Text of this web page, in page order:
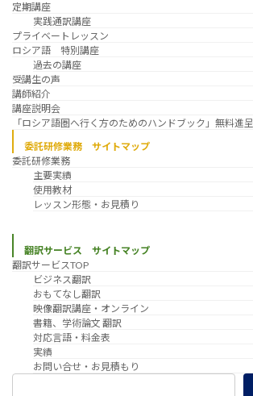
定期講座
実践通訳講座
プライベートレッスン
ロシア語 特別講座
過去の講座
受講生の声
講師紹介
講座説明会
「ロシア語圏へ行く方のためのハンドブック」無料進呈
委託研修業務 サイトマップ
委託研修業務
主要実績
使用教材
レッスン形態・お見積り
翻訳サービス サイトマップ
翻訳サービスTOP
ビジネス翻訳
おもてなし翻訳
映像翻訳講座・オンライン
書籍、学術論文 翻訳
対応言語・料金表
実績
お問い合せ・お見積もり